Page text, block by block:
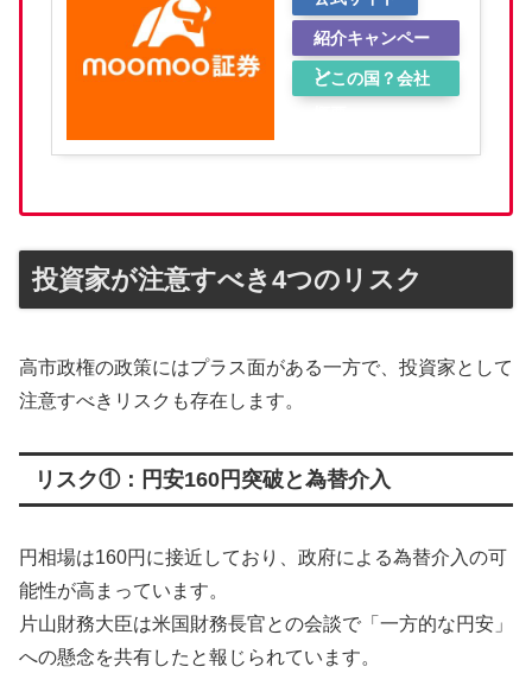
紹介キャンペー
ン
どこの国？会社
投資家が注意すべき4つのリスク
高市政権の政策にはプラス面がある一方で、投資家として
注意すべきリスクも存在します。
リスク①：円安160円突破と為替介入
円相場は160円に接近しており、政府による為替介入の可
能性が高まっています。
片山財務大臣は米国財務長官との会談で「一方的な円安」
への懸念を共有したと報じられています。